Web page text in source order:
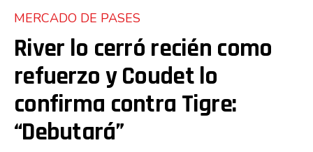
MERCADO DE PASES
River lo cerró recién como
refuerzo y Coudet lo
confirma contra Tigre:
“Debutará”